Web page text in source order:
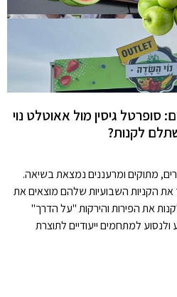
סופרטל גיסין מול אאוטלט נוי
לקנות?
מתוקים ומרעננים נמצאת בשיאה.
את הקניות השבועיות שלהם מוצאים את
את הפירות והירקות "על הדרך"
למתחמים ייעודיים לתוצרת